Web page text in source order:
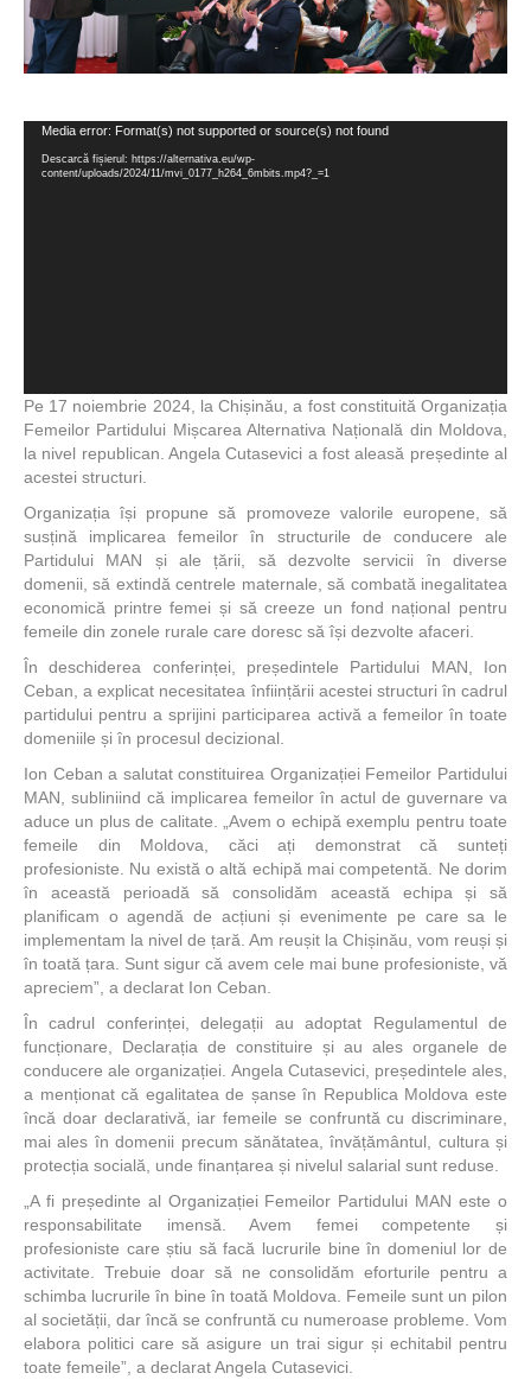
Player
video
Media error: Format(s) not supported or source(s) not found
Descarcă fișierul: https://alternativa.eu/wp-
content/uploads/2024/11/mvi_0177_h264_6mbits.mp4?_=1
Pe 17 noiembrie 2024, la Chișinău, a fost constituită Organizația
Femeilor Partidului Mișcarea Alternativa Națională din Moldova,
la nivel republican. Angela Cutasevici a fost aleasă președinte al
acestei structuri.
Organizația își propune să promoveze valorile europene, să
susțină implicarea femeilor în structurile de conducere ale
Partidului MAN și ale țării, să dezvolte servicii în diverse
domenii, să extindă centrele maternale, să combată inegalitatea
economică printre femei și să creeze un fond național pentru
femeile din zonele rurale care doresc să își dezvolte afaceri.
În deschiderea conferinței, președintele Partidului MAN, Ion
Ceban, a explicat necesitatea înființării acestei structuri în cadrul
partidului pentru a sprijini participarea activă a femeilor în toate
domeniile și în procesul decizional.
Ion Ceban a salutat constituirea Organizației Femeilor Partidului
MAN, subliniind că implicarea femeilor în actul de guvernare va
aduce un plus de calitate. „Avem o echipă exemplu pentru toate
femeile din Moldova, căci ați demonstrat că sunteți
profesioniste. Nu există o altă echipă mai competentă. Ne dorim
în această perioadă să consolidăm această echipa și să
planificam o agendă de acțiuni și evenimente pe care sa le
implementam la nivel de țară. Am reușit la Chișinău, vom reuși și
în toată țara. Sunt sigur că avem cele mai bune profesioniste, vă
apreciem”, a declarat Ion Ceban.
În cadrul conferinței, delegații au adoptat Regulamentul de
funcționare, Declarația de constituire și au ales organele de
conducere ale organizației. Angela Cutasevici, președintele ales,
a menționat că egalitatea de șanse în Republica Moldova este
încă doar declarativă, iar femeile se confruntă cu discriminare,
mai ales în domenii precum sănătatea, învățământul, cultura și
protecția socială, unde finanțarea și nivelul salarial sunt reduse.
„A fi președinte al Organizației Femeilor Partidului MAN este o
responsabilitate imensă. Avem femei competente și
profesioniste care știu să facă lucrurile bine în domeniul lor de
activitate. Trebuie doar să ne consolidăm eforturile pentru a
schimba lucrurile în bine în toată Moldova. Femeile sunt un pilon
al societății, dar încă se confruntă cu numeroase probleme. Vom
elabora politici care să asigure un trai sigur și echitabil pentru
toate femeile”, a declarat Angela Cutasevici.